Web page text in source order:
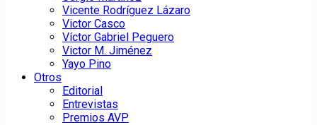
Vicente Rodríguez Lázaro
Victor Casco
Víctor Gabriel Peguero
Victor M. Jiménez
Yayo Pino
Otros
Editorial
Entrevistas
Premios AVP